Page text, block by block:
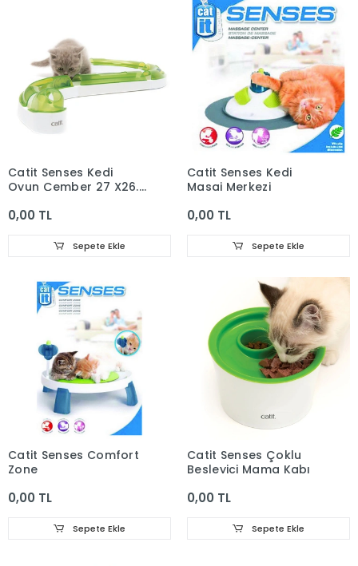
Catit Senses Kedi
Oyun Çember 27 X26.5
0,00 TL
Sepete Ekle
Catit Senses Kedi
Masaj Merkezi
0,00 TL
Sepete Ekle
Catit Senses Comfort
Zone
0,00 TL
Sepete Ekle
Catit Senses Çoklu
Besleyici Mama Kabı
0,00 TL
Sepete Ekle